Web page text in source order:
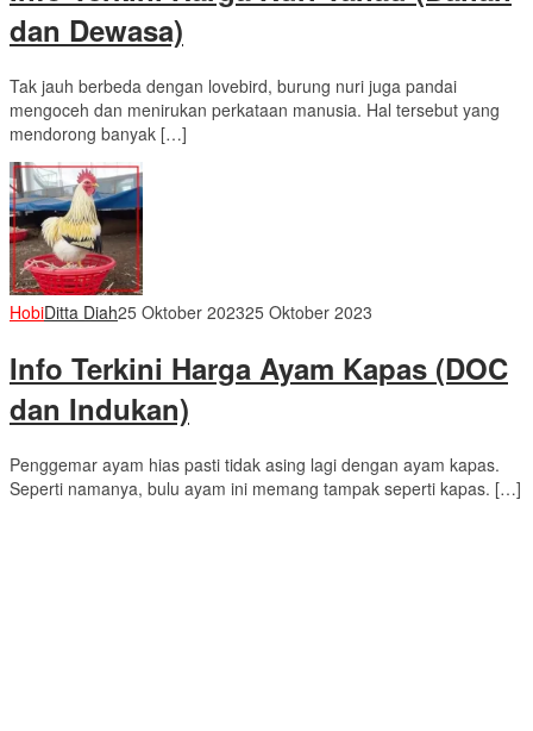
dan Dewasa)
Tak jauh berbeda dengan lovebird, burung nuri juga pandai
mengoceh dan menirukan perkataan manusia. Hal tersebut yang
mendorong banyak […]
HobiDitta Diah25 Oktober 202325 Oktober 2023
Info Terkini Harga Ayam Kapas (DOC
dan Indukan)
Penggemar ayam hias pasti tidak asing lagi dengan ayam kapas.
Seperti namanya, bulu ayam ini memang tampak seperti kapas. […]